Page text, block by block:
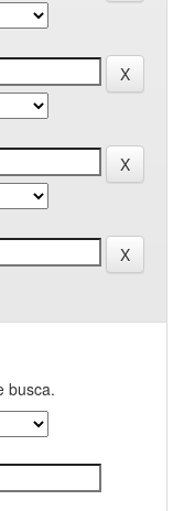
busca.